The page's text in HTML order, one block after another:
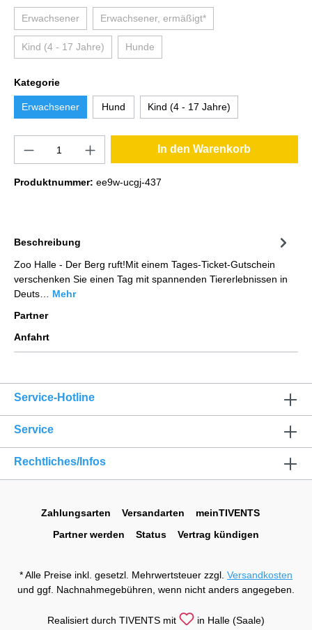
Erwachsener Erwachsener, ermäßigt*
Kind (4 - 17 Jahre) Hunde
Kategorie
Erwachsener Hund Kind (4 - 17 Jahre)
In den Warenkorb
Produktnummer: ee9w-ucgj-437
Beschreibung
Zoo Halle - Der Berg ruft!Mit einem Tages-Ticket-Gutschein
verschenken Sie einen Tag mit spannenden Tiererlebnissen in
Deuts… Mehr
Partner
Anfahrt
Service-Hotline
Service
Rechtliches/Infos
Zahlungsarten Versandarten
meinTIVENTS
Partner werden
Status Vertrag kündigen
* Alle Preise inkl. gesetzl. Mehrwertsteuer zzgl. Versandkosten
und ggf. Nachnahmegebühren, wenn nicht anders angegeben.
Realisiert durch TIVENTS mit in Halle (Saale)